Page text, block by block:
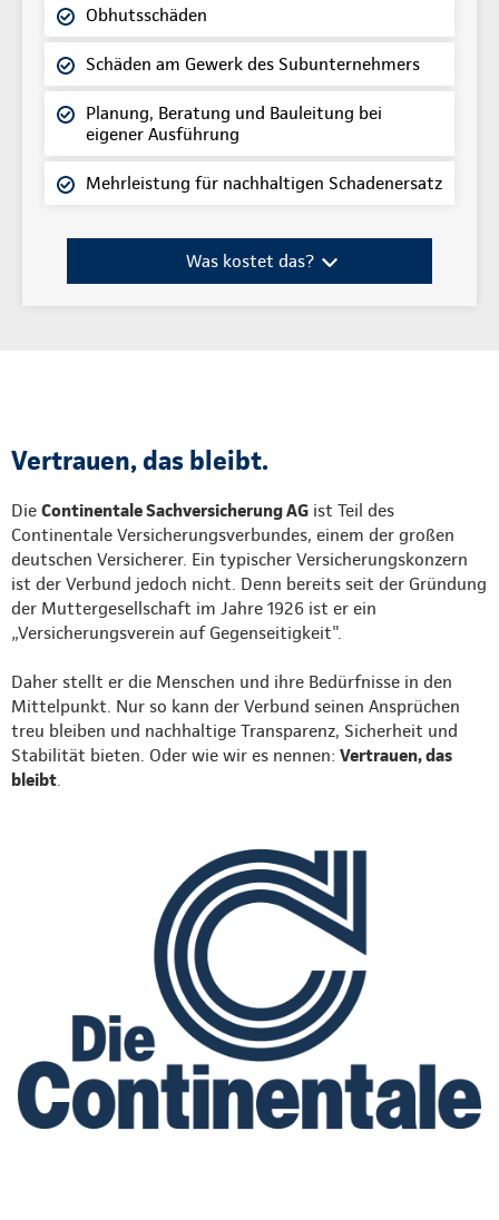
Obhutsschäden
Schäden am Gewerk des Subunternehmers
Planung, Beratung und Bauleitung bei
eigener Ausführung
Mehrleistung für nachhaltigen Schadenersatz
Was kostet das?
Vertrauen, das bleibt.
Die Continentale Sachversicherung AG ist Teil des
Continentale Versicherungsverbundes, einem der großen
deutschen Versicherer. Ein typischer Versicherungskonzern
ist der Verbund jedoch nicht. Denn bereits seit der Gründung
der Muttergesellschaft im Jahre 1926 ist er ein
„Versicherungsverein auf Gegenseitigkeit".
Daher stellt er die Menschen und ihre Bedürfnisse in den
Mittelpunkt. Nur so kann der Verbund seinen Ansprüchen
treu bleiben und nachhaltige Transparenz, Sicherheit und
Stabilität bieten. Oder wie wir es nennen: Vertrauen, das
bleibt.